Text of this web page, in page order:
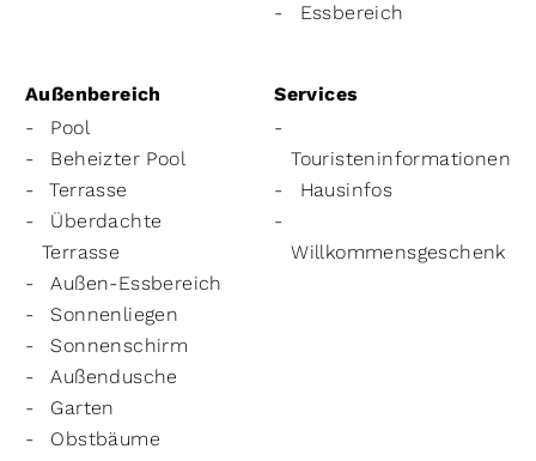
Essbereich
Außenbereich
Pool
Beheizter Pool
Terrasse
Überdachte
Terrasse
Außen-Essbereich
Sonnenliegen
Sonnenschirm
Außendusche
Garten
Obstbäume
Services
Touristeninformationen
Hausinfos
Willkommensgeschenk